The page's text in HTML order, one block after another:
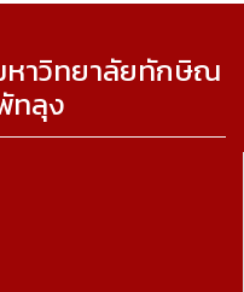
หาวิทยาลัยทักษิณ
ทลุง